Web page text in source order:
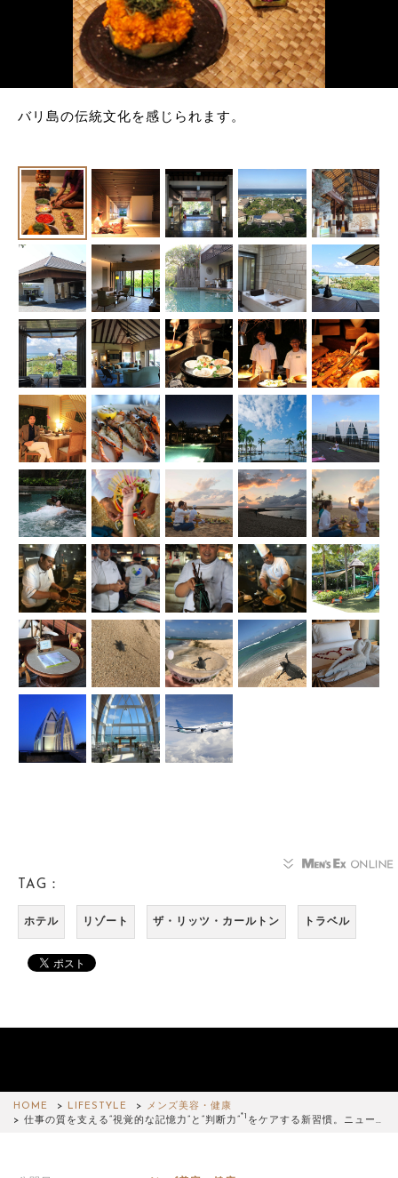
バリ島の伝統文化を感じられます。
TAG：
ホテル リゾート ザ・リッツ・カールトン トラベル
HOME LIFESTYLE
メンズ美容・健康
仕事の質を支える“視覚的な記憶力”と“判断力”*1 をケアする新習慣。ニュー…